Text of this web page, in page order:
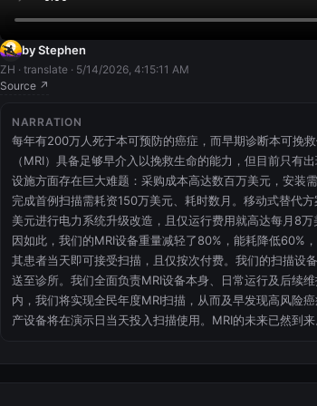
by Stephen
ZH · translate · 5/14/2026, 4:15:11 AM
Source ↗
NARRATION
每年有200万人死于本可预防的癌症，而早期诊断本可挽
（MRI）具备足够早介入以挽救生命的能力，但目前只有
设施方面存在巨大难题：采购成本高达数百万美元，安装
完成首例扫描需耗资150万美元、耗时数月。移动式替代
美元进行电力系统升级改造，且仅运行费用就高达每月8
因如此，我们的MRI设备重量减轻了80%，能耗降低60%
其患者当天即可接受扫描，且仅按次付费。我们的扫描设
送至诊所。我们全面负责MRI设备本身、日常运行及后续
内，我们将实现全民年度MRI扫描，从而及早发现高风险
产设备将在演示日当天投入扫描使用。MRI的未来已然到来